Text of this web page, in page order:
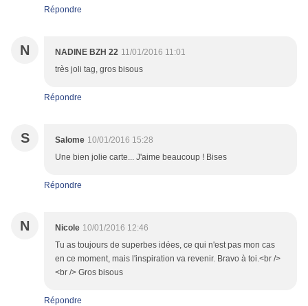
Répondre
N NADINE BZH 22 11/01/2016 11:01
très joli tag, gros bisous
Répondre
S Salome 10/01/2016 15:28
Une bien jolie carte... J'aime beaucoup ! Bises
Répondre
N Nicole 10/01/2016 12:46
Tu as toujours de superbes idées, ce qui n'est pas mon cas
en ce moment, mais l'inspiration va revenir. Bravo à toi.<br />
<br /> Gros bisous
Répondre